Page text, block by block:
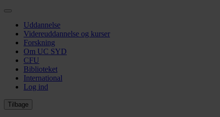
Gå
hovedindhold
Uddannelse
Videreuddannelse og kurser
Forskning
Om UC SYD
CFU
Biblioteket
International
Log ind
Tilbage